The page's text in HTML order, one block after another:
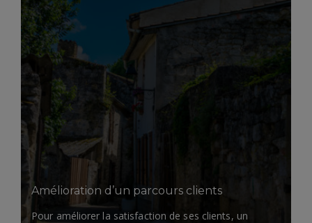
Amélioration d’un parcours clients
Pour améliorer la satisfaction de ses clients, un
LIRE LA SUITE